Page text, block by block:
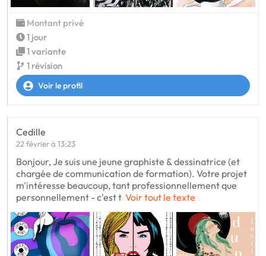
Montant privé
1 jour
1 variante
1 révision
Voir le profil
Cedille
22 février à 13:23
Bonjour, Je suis une jeune graphiste & dessinatrice (et
chargée de communication de formation). Votre projet
m'intéresse beaucoup, tant professionnellement que
personnellement - c'est t Voir tout le texte